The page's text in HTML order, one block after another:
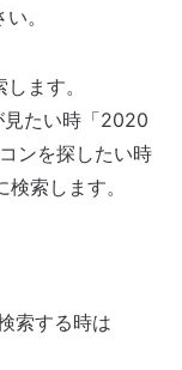
。
ます。
たい時「2020
ンを探したい時
索します。
索する時は